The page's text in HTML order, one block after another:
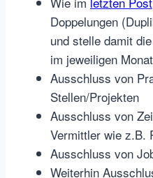
Doppelungen
und stelle damit
im jeweiligen
Ausschluss von
Stellen/Projekten
Ausschluss von
Vermittler wie z.B.
Ausschluss von
Weiterhin